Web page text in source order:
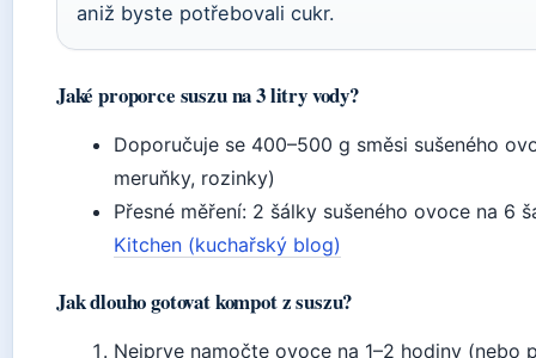
aniž byste potřebovali cukr.
Jaké proporce suszu na 3 litry vody?
Doporučuje se 400–500 g směsi sušeného
meruňky, rozinky)
Přesné měření: 2 šálky sušeného ovoce na 6
Kitchen (kuchařský blog)
Jak dlouho gotovat kompot z suszu?
Nejprve namočte ovoce na 1–2 hodiny (nebo